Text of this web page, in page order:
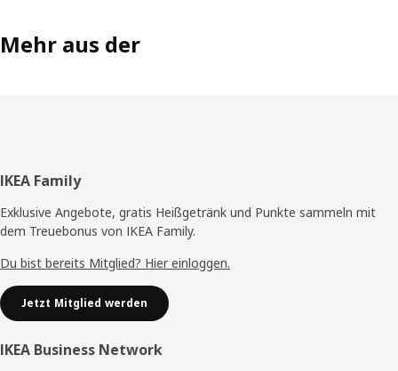
Mehr aus der
Fußzeile
IKEA Family
Exklusive Angebote, gratis Heißgetränk und Punkte sammeln mit
dem Treuebonus von IKEA Family.
Du bist bereits Mitglied? Hier einloggen.
Jetzt Mitglied werden
IKEA Business Network